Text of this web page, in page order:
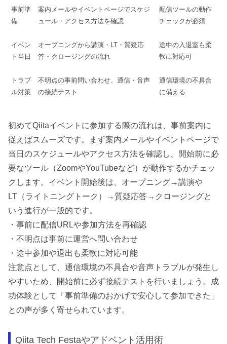
事前準
備
案内メールやイベントページでスケジ
ュール・アクセス方法を確認
配信ツールの動作
チェックが必須
イベン
ト当日
オープニングから講演・LT・質疑応
答・クロージングの流れ
途中の入退室も柔
軟に対応可
トラブ
ル対策
不明点の事前問い合わせ、通信・音声
の接続テスト
通信環境の不具合
に備える
初めてQiitaイベントに参加する際の流れは、事前案内に
従えばスムーズです。まず案内メールやイベントページで
当日のスケジュールやアクセス方法を確認し、開始前に必
要なツール（ZoomやYouTubeなど）が動作するかチェッ
クします。イベント開始後は、オープニング→講演や
LT（ライトニングトーク）→質疑応答→クロージングと
いう進行が一般的です。
・事前に配信URLや参加方法を再確認
・不明点は事前に運営へ問い合わせ
・途中参加や退出も柔軟に対応可能
注意点として、通信環境の不具合や音声トラブルが発生し
やすいため、開始前に必ず接続テストを行いましょう。成
功体験として「事前準備のおかげで安心して参加できた」
との声が多く寄せられています。
Qiita Tech Festaやアドベント活用術